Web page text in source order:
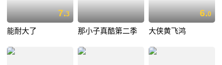
7.3
能耐大了 那小子真酷第二季
6.0
大侠黄飞鸿